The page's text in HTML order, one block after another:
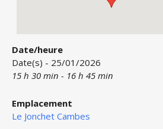
Date/heure
Date(s) - 25/01/2026
15 h 30 min - 16 h 45 min
Emplacement
Le Jonchet Cambes